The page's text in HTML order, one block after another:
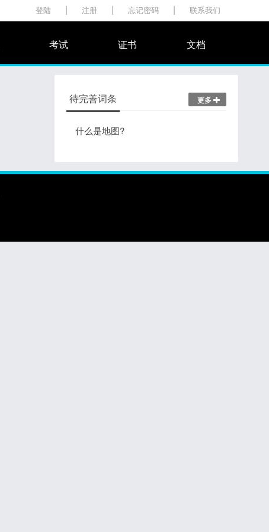
登陆 | 注册 | 忘记密码 | 联系我们
考试 证书 文档
待完善词条 更多
什么是地图?